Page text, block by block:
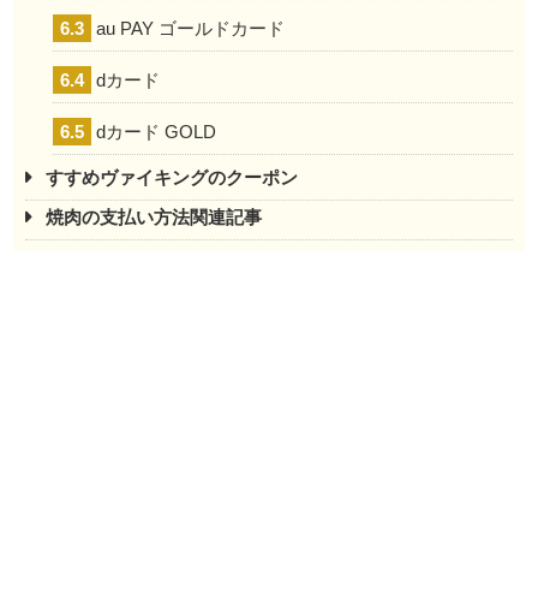
6.3 au PAY ゴールドカード
6.4 dカード
6.5 dカード GOLD
すすめヴァイキングのクーポン
焼肉の支払い方法関連記事